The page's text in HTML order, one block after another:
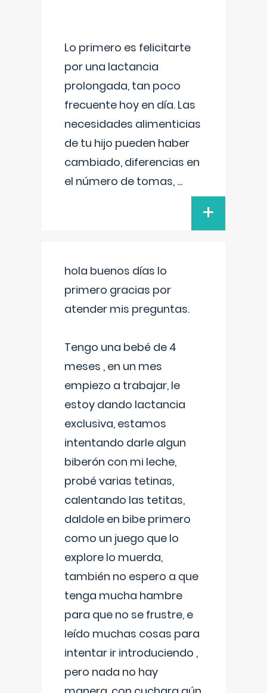
Lo primero es felicitarte
por una lactancia
prolongada, tan poco
frecuente hoy en día. Las
necesidades alimenticias
de tu hijo pueden haber
cambiado, diferencias en
el número de tomas, ...
+
hola buenos días lo
primero gracias por
atender mis preguntas.
Tengo una bebé de 4
meses , en un mes
empiezo a trabajar, le
estoy dando lactancia
exclusiva, estamos
intentando darle algun
biberón con mi leche,
probé varias tetinas,
calentando las tetitas,
daldole en bibe primero
como un juego que lo
explore lo muerda,
también no espero a que
tenga mucha hambre
para que no se frustre, e
leído muchas cosas para
intentar ir introduciendo ,
pero nada no hay